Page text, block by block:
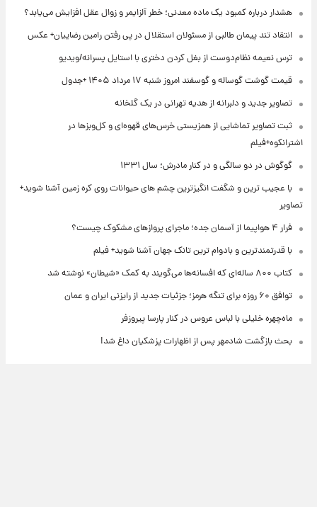
هشدار درباره کمبود یک ماده معدنی؛ خطر آلزایمر و زوال عقل افزایش می‌یابد؟
انتقاد تند پیمان طالبی از مسئولان استقلال در پی رفتن رامین رضاییان+ عکس
ترس نعیمه نظام‌دوست از بغل کردن دختری با استایل پسرانه/ویدیو
قیمت گوشت گوساله و گوسفند امروز شنبه ۱۷ مرداد ۱۴۰۵ +جدول
تصاویر جدید و دلبرانه از هدیه تهرانی در یک گلخانه
ثبت تصاویر تماشایی از همزیستی خرس‌های قهوه‌ای و کل‌وبزها در
اشترانکوه+فیلم
گوگوش در دو سالگی و در کنار مادرش؛ سال ۱۳۳۱
با عجیب ترین و شگفت انگیزترین چشم های حیوانات روی کره زمین آشنا شوید+
تصاویر
فرار ۴ هواپیما از آسمان جده؛ ماجرای پروازهای مشکوک چیست؟
با قدرتمندترین و بادوام ترین تانک جهان آشنا شوید+ فیلم
کتاب ۸۰۰ ساله‌ای که افسانه‌ها می‌گویند به کمک «شیطان» نوشته شد
توافق ۶۰ روزه برای تنگه هرمز؛ جزئیات جدید از رایزنی ایران و عمان
ماه‌چهره خلیلی با لباس عروس در کنار پارسا پیروزفر
بحث بازگشت شادمهر پس از اظهارات پزشکیان داغ شد!